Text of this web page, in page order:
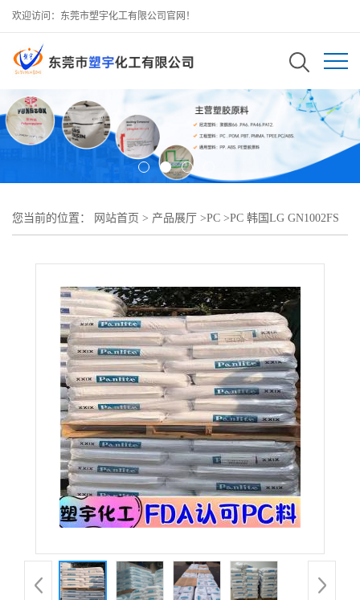
欢迎访问：东莞市塑宇化工有限公司官网！
您当前的位置： 网站首页 > 产品展厅 >PC >PC 韩国LG GN1002FS